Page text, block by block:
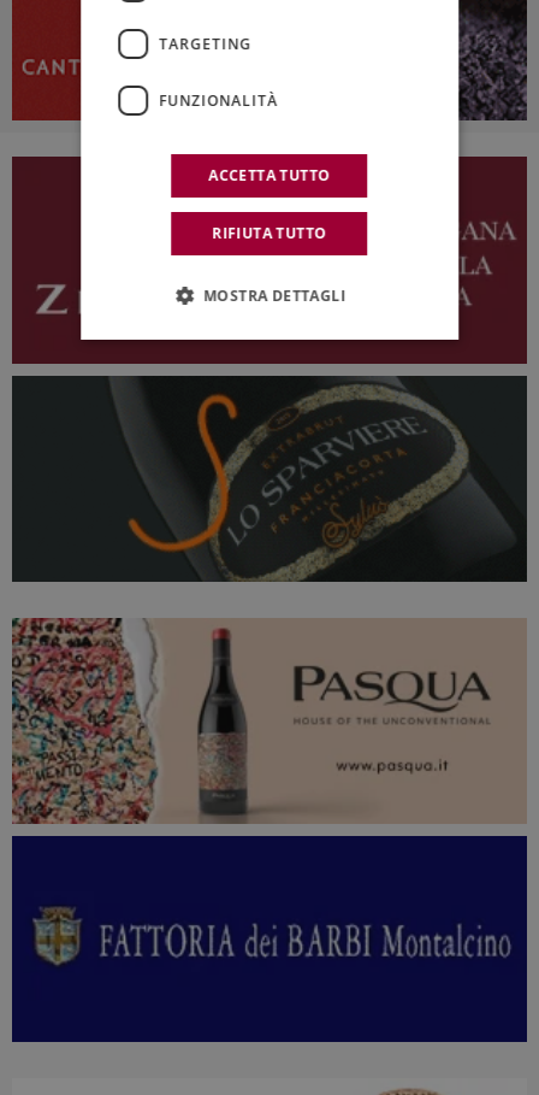
TARGETING
FUNZIONALITÀ
ACCETTA TUTTO
RIFIUTA TUTTO
MOSTRA DETTAGLI